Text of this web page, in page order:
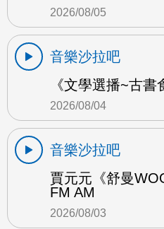
2026/08/05
音樂沙拉吧
《文學選播~古
2026/08/04
音樂沙拉吧
賈元元《舒曼
FM AM
2026/08/03